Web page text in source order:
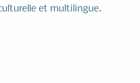
et multilingue.